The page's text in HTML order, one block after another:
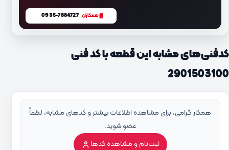
همکاران 0935-7884727
کدفنی‌های مشابه این قطعه با کد فنی
2901503100
همکار گرامی، برای مشاهده اطلاعات بیشتر و کدهای مشابه، لطفاً
عضو شوید.
ثبت‌نام و مشاهده کدها